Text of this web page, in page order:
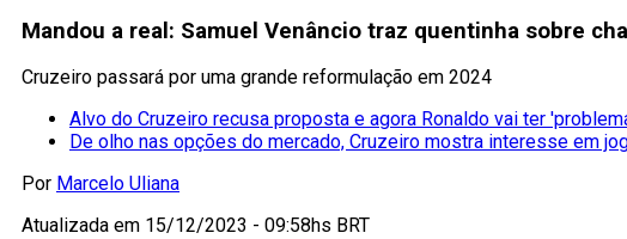
Mandou a real: Samuel Venâncio traz quentinha sobre
Cruzeiro passará por uma grande reformulação em 2024
Alvo do Cruzeiro recusa proposta e agora Ronaldo vai ter
De olho nas opções do mercado, Cruzeiro mostra interesse em
Por Marcelo Uliana
Atualizada em 15/12/2023 - 09:58hs BRT